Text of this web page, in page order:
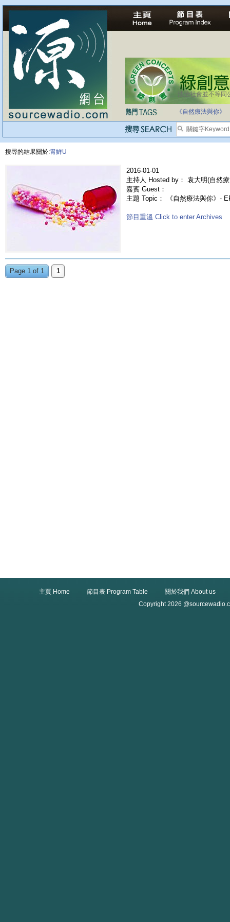
法治社會並不等同
《自然療法與你》
搜尋的結果關於:胃鮮U
2016-01-01
主持人 Hosted by： 袁大明(自然
嘉賓 Guest：
主題 Topic： 《自然療法與你》-
節目重溫 Click to enter Archives
Page 1 of 1 1
主頁 Home 節目表 Program Table
關於我們 About us
Copyright 2026